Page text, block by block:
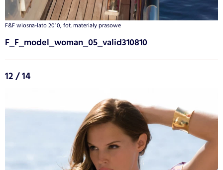
F&F wiosna-lato 2010, fot. materiały prasowe
F_F_model_woman_05_valid310810
12 / 14